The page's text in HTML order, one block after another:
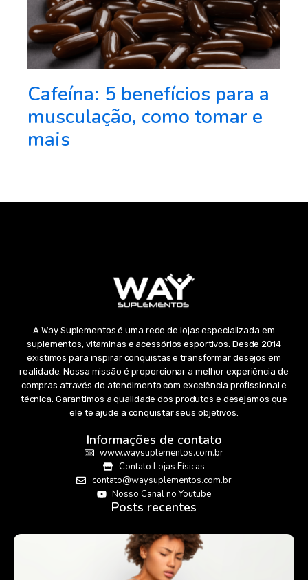
Cafeína: 5 benefícios para a
musculação, como tomar e
mais
A Way Suplementos é uma rede de lojas especializada em
suplementos, vitaminas e acessórios esportivos. Desde 2014
existimos para inspirar conquistas e transformar desejos em
realidade. Nossa missão é proporcionar a melhor experiência de
compras através do atendimento com excelência profissional e
técnica. Garantimos a qualidade dos produtos e desejamos que
ele te ajude a conquistar seus objetivos.
Informações de contato
www.waysuplementos.com.br
Contato Lojas Físicas
contato@waysuplementos.com.br
Nosso Canal no Youtube
Posts recentes